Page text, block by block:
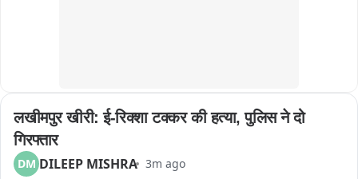
लखीमपुर खीरी: ई-रिक्शा टक्कर की हत्या, पुलिस ने दो
गिरफ्तार
DM DILEEP MISHRA 3m ago